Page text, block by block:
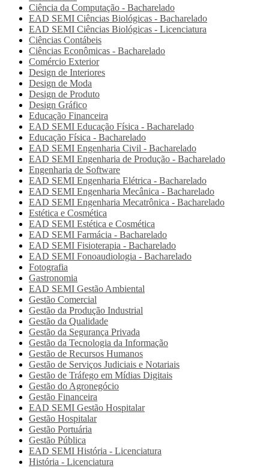
Ciência da Computação - Bacharelado
EAD SEMI Ciências Biológicas - Bacharelado
EAD SEMI Ciências Biológicas - Licenciatura
Ciências Contábeis
Ciências Econômicas - Bacharelado
Comércio Exterior
Design de Interiores
Design de Moda
Design de Produto
Design Gráfico
Educação Financeira
EAD SEMI Educação Física - Bacharelado
Educação Física - Bacharelado
EAD SEMI Engenharia Civil - Bacharelado
EAD SEMI Engenharia de Produção - Bacharelado
Engenharia de Software
EAD SEMI Engenharia Elétrica - Bacharelado
EAD SEMI Engenharia Mecânica - Bacharelado
EAD SEMI Engenharia Mecatrônica - Bacharelado
Estética e Cosmética
EAD SEMI Estética e Cosmética
EAD SEMI Farmácia - Bacharelado
EAD SEMI Fisioterapia - Bacharelado
EAD SEMI Fonoaudiologia - Bacharelado
Fotografia
Gastronomia
EAD SEMI Gestão Ambiental
Gestão Comercial
Gestão da Produção Industrial
Gestão da Qualidade
Gestão da Segurança Privada
Gestão da Tecnologia da Informação
Gestão de Recursos Humanos
Gestão de Serviços Judiciais e Notariais
Gestão de Tráfego em Mídias Digitais
Gestão do Agronegócio
Gestão Financeira
EAD SEMI Gestão Hospitalar
Gestão Hospitalar
Gestão Portuária
Gestão Pública
EAD SEMI História - Licenciatura
História - Licenciatura